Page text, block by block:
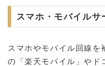
スマホ・モバイルサ
スマホやモバイル回線を
の「楽天モバイル」やド